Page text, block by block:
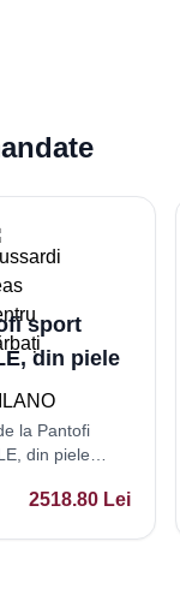
sport
din piele
la Pantofi
din piele
2518.80 Lei